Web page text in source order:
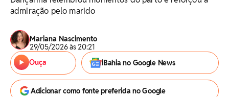
admiração pelo marido
Mariana Nascimento
29/05/2026 às 20:21
Ouça
iBahia no Google News
Adicionar como fonte preferida no Google